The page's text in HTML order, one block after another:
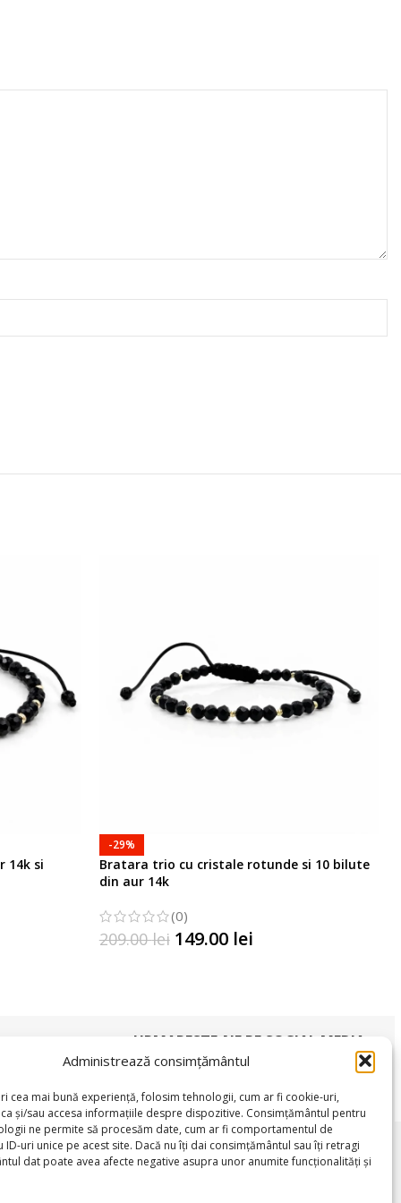
Administrează consimțământul
cea mai bună experiență, folosim tehnologii, cum ar fi cookie-uri,
și/sau accesa informațiile despre dispozitive. Consimțământul pentru
ne permite să procesăm date, cum ar fi comportamentul de
ID-uri unice pe acest site. Dacă nu îți dai consimțământul sau îți retragi
dat poate avea afecte negative asupra unor anumite funcționalități și
14k si
-29%
Bratara trio cu cristale rotunde si 10 bilute
din aur 14k
(0)
209.00lei 149.00 lei
URMARESTE-NE PE SOCIAL MEDIA
SUPORT CLIENTI
Luni – Vineri